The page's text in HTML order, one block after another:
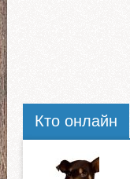
Кто онлайн